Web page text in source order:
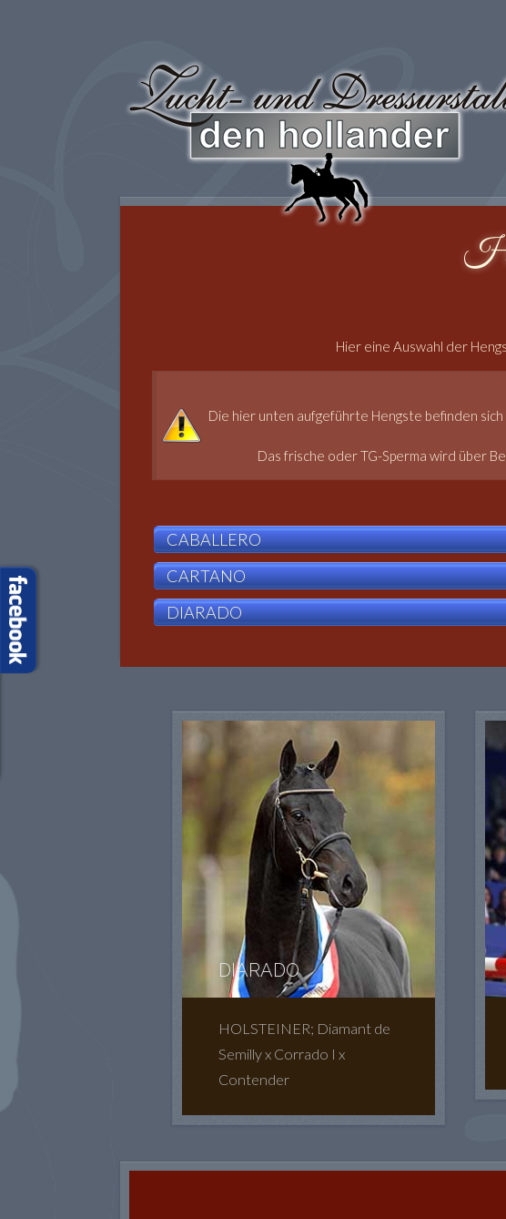
Hier eine Auswahl der
Die hier unten aufgeführte Hengste befinden
Das frische oder TG-Sperma wird über
CABALLERO
CARTANO
DIARADO
DIARADO
HOLSTEINER; Diamant de
Semilly x Corrado I x
Contender